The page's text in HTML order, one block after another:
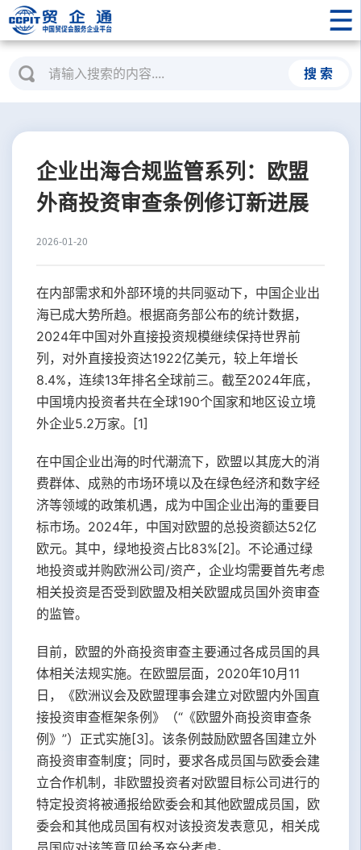
搜 索
企业出海合规监管系列：欧盟
外商投资审查条例修订新进展
2026-01-20
在内部需求和外部环境的共同驱动下，中国企业出
海已成大势所趋。根据商务部公布的统计数据，
2024年中国对外直接投资规模继续保持世界前
列，对外直接投资达1922亿美元，较上年增长
8.4%，连续13年排名全球前三。截至2024年底，
中国境内投资者共在全球190个国家和地区设立境
外企业5.2万家。[1]
在中国企业出海的时代潮流下，欧盟以其庞大的消
费群体、成熟的市场环境以及在绿色经济和数字经
济等领域的政策机遇，成为中国企业出海的重要目
标市场。2024年，中国对欧盟的总投资额达52亿
欧元。其中，绿地投资占比83%[2]。不论通过绿
地投资或并购欧洲公司/资产，企业均需要首先考虑
相关投资是否受到欧盟及相关欧盟成员国外资审查
的监管。
目前，欧盟的外商投资审查主要通过各成员国的具
体相关法规实施。在欧盟层面，2020年10月11
日，《欧洲议会及欧盟理事会建立对欧盟内外国直
接投资审查框架条例》（“《欧盟外商投资审查条
例》”）正式实施[3]。该条例鼓励欧盟各国建立外
商投资审查制度；同时，要求各成员国与欧委会建
立合作机制，非欧盟投资者对欧盟目标公司进行的
特定投资将被通报给欧委会和其他欧盟成员国，欧
委会和其他成员国有权对该投资发表意见，相关成